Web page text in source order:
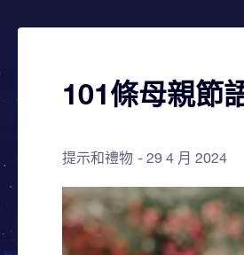
101條母親節
提示和禮物 29 4 月 2024